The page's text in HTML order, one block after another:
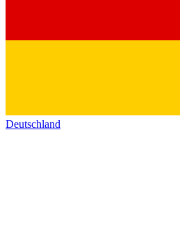
Deutschland